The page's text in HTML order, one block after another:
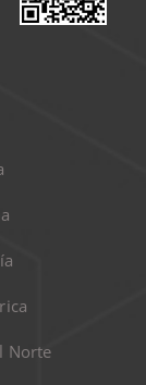
Norte